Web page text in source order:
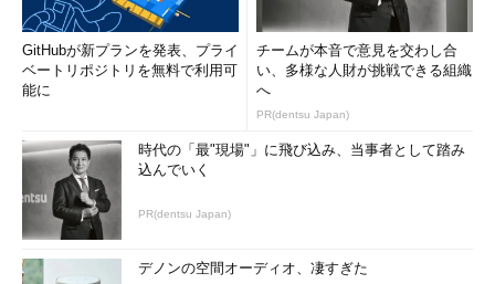
GitHubが新プランを発表、プライ
ベートリポジトリを無料で利用可
能に
チームが本音で意見を交わし合
い、多様な人財が挑戦できる組織
へ
PR(dentsu Japan)
時代の「最"現場"」に飛び込み、当事者として踏み
込んでいく
PR(dentsu Japan)
デノンの空間オーディオ、凄すぎた